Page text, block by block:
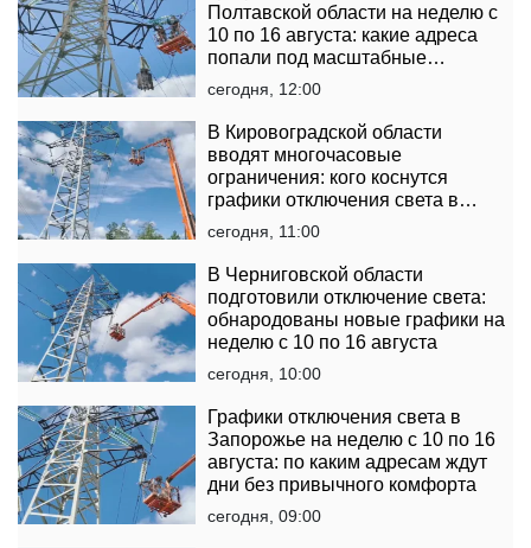
Полтавской области на неделю с
10 по 16 августа: какие адреса
попали под масштабные
ограничения
сегодня, 12:00
В Кировоградской области
вводят многочасовые
ограничения: кого коснутся
графики отключения света в
неделю с 10 по 16 августа
сегодня, 11:00
В Черниговской области
подготовили отключение света:
обнародованы новые графики на
неделю с 10 по 16 августа
сегодня, 10:00
Графики отключения света в
Запорожье на неделю с 10 по 16
августа: по каким адресам ждут
дни без привычного комфорта
сегодня, 09:00